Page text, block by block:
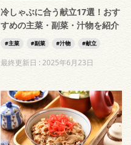
冷しゃぶに合う献立17選！おす
すめの主菜・副菜・汁物を紹介
主菜 副菜 汁物 献立
最終更新日 :2025年6月23日